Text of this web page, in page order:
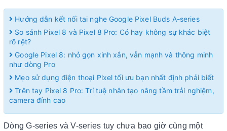
Hướng dẫn kết nối tai nghe Google Pixel Buds A-series
So sánh Pixel 8 và Pixel 8 Pro: Có hay không sự khác biệt
rõ rệt?
Google Pixel 8: nhỏ gọn xinh xắn, vẫn mạnh và thông minh
như dòng Pro
Mẹo sử dụng điện thoại Pixel tối ưu bạn nhất định phải biết
Trên tay Pixel 8 Pro: Trí tuệ nhân tạo nâng tầm trải nghiệm,
camera đỉnh cao
Dòng G-series và V-series tuy chưa bao giờ cùng một